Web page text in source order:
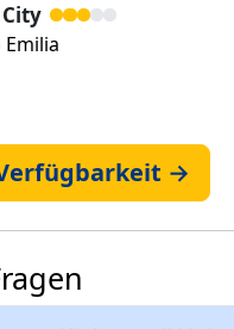
Emilia
→